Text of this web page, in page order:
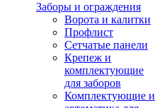
Заборы и ограждения
Ворота и калитки
Профлист
Сетчатые панели
Крепеж и
комплектующие
для заборов
Комплектующие и